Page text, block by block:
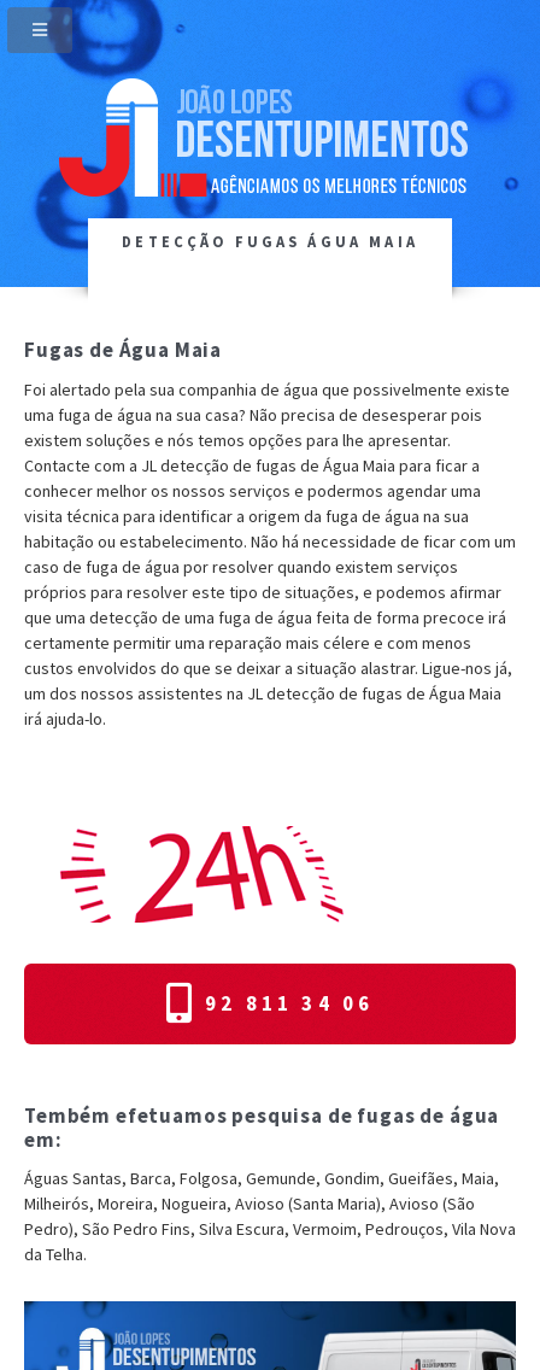
DETECÇÃO FUGAS ÁGUA MAIA
Fugas de Água Maia
Foi alertado pela sua companhia de água que possivelmente existe
uma fuga de água na sua casa? Não precisa de desesperar pois
existem soluções e nós temos opções para lhe apresentar.
Contacte com a JL detecção de fugas de Água Maia para ficar a
conhecer melhor os nossos serviços e podermos agendar uma
visita técnica para identificar a origem da fuga de água na sua
habitação ou estabelecimento. Não há necessidade de ficar com um
caso de fuga de água por resolver quando existem serviços
próprios para resolver este tipo de situações, e podemos afirmar
que uma detecção de uma fuga de água feita de forma precoce irá
certamente permitir uma reparação mais célere e com menos
custos envolvidos do que se deixar a situação alastrar. Ligue-nos já,
um dos nossos assistentes na JL detecção de fugas de Água Maia
irá ajuda-lo.
92 811 34 06
Tembém efetuamos pesquisa de fugas de água
em:
Águas Santas, Barca, Folgosa, Gemunde, Gondim, Gueifães, Maia,
Milheirós, Moreira, Nogueira, Avioso (Santa Maria), Avioso (São
Pedro), São Pedro Fins, Silva Escura, Vermoim, Pedrouços, Vila Nova
da Telha.